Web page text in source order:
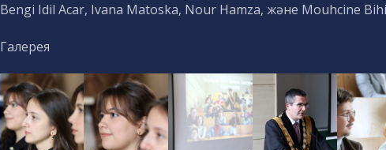
Bengi Idil Acar, Ivana Matoska, Nour Hamza, және Mouhcine
Галерея